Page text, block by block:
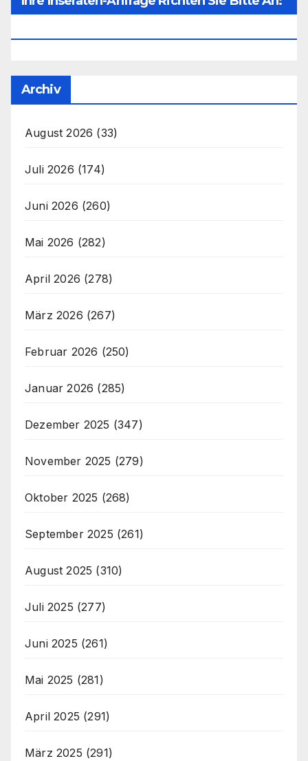
Archiv
August 2026 (33)
Juli 2026 (174)
Juni 2026 (260)
Mai 2026 (282)
April 2026 (278)
März 2026 (267)
Februar 2026 (250)
Januar 2026 (285)
Dezember 2025 (347)
November 2025 (279)
Oktober 2025 (268)
September 2025 (261)
August 2025 (310)
Juli 2025 (277)
Juni 2025 (261)
Mai 2025 (281)
April 2025 (291)
März 2025 (291)